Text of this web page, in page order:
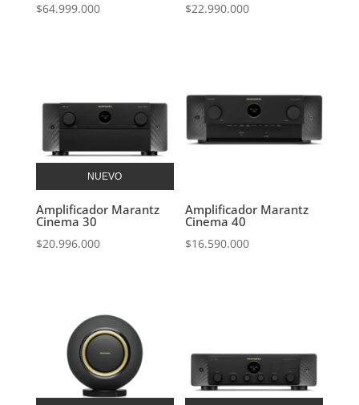
$64.999.000 $22.990.000
NUEVO
Amplificador Marantz
Cinema 30
$20.996.000
Amplificador Marantz
Cinema 40
$16.590.000